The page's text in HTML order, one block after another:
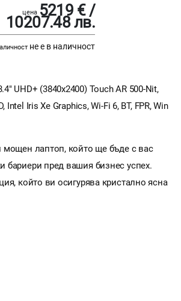
цена 5219 € /
10207.48 лв.
не е в наличност
UHD+ (3840x2400) Touch AR 500-Nit,
Intel Iris Xe Graphics, Wi-Fi 6, BT, FPR, Win
мощен лаптоп, който ще бъде с вас
бариери пред вашия бизнес успех.
който ви осигурява кристално ясна